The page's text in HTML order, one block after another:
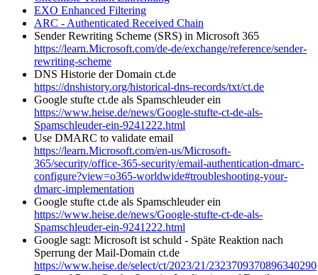
EXO Enhanced Filtering
ARC - Authenticated Received Chain
Sender Rewriting Scheme (SRS) in Microsoft 365
https://learn.Microsoft.com/de-de/exchange/reference/sender-
rewriting-scheme
DNS Historie der Domain ct.de
https://dnshistory.org/historical-dns-records/txt/ct.de
Google stufte ct.de als Spamschleuder ein
https://www.heise.de/news/Google-stufte-ct-de-als-
Spamschleuder-ein-9241222.html
Use DMARC to validate email
https://learn.Microsoft.com/en-us/Microsoft-
365/security/office-365-security/email-authentication-dmarc-
configure?view=o365-worldwide#troubleshooting-your-
dmarc-implementation
Google stufte ct.de als Spamschleuder ein
https://www.heise.de/news/Google-stufte-ct-de-als-
Spamschleuder-ein-9241222.html
Google sagt: Microsoft ist schuld - Späte Reaktion nach
Sperrung der Mail-Domain ct.de
https://www.heise.de/select/ct/2023/21/2323709370896340290